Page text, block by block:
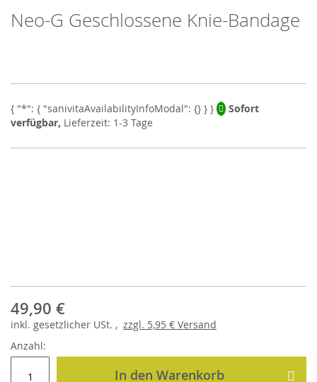
Skip
to
the
images
gallery
Neo-G Geschlossene Knie-Bandage
Sofort
verfügbar, Lieferzeit: 1-3 Tage
49,90 €
inkl. gesetzlicher USt. , zzgl. 5,95 € Versand
Anzahl:
In den Warenkorb